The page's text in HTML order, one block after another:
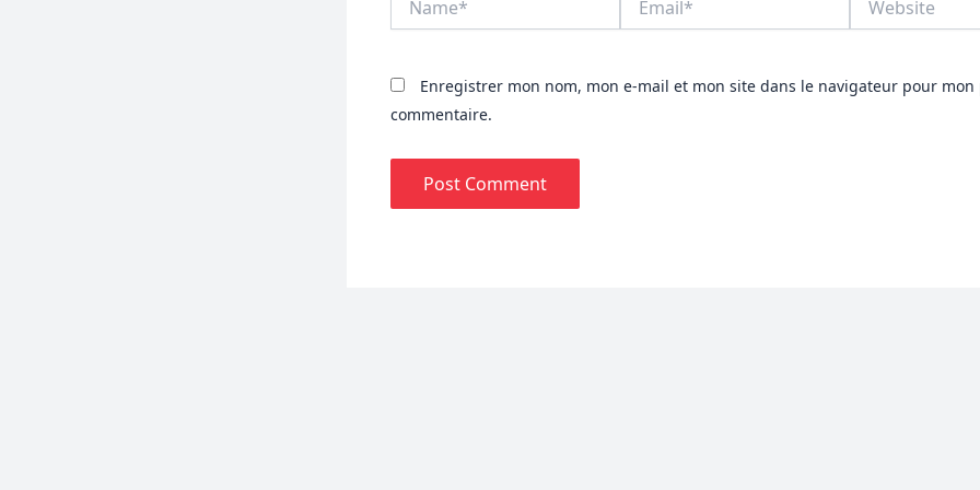
Enregistrer mon nom, mon e-mail et mon site dans le navigateur pour mon
commentaire.